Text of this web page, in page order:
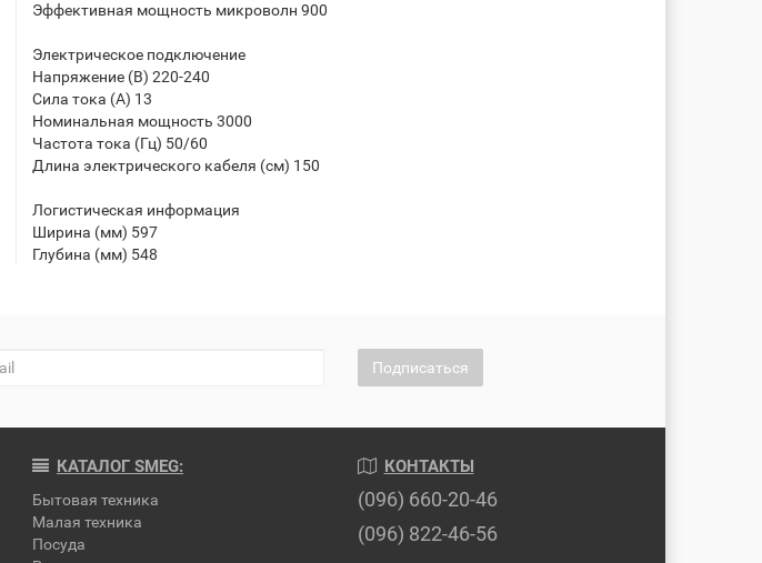
Эффективная мощность микроволн 900
Электрическое подключение
Напряжение (В) 220-240
Сила тока (А) 13
Номинальная мощность 3000
Частота тока (Гц) 50/60
Длина электрического кабеля (см) 150
Логистическая информация
Ширина (мм) 597
Глубина (мм) 548
Подписаться
КАТАЛОГ SMEG:
Бытовая техника
Малая техника
Посуда
КОНТАКТЫ
(096) 660-20-46
(096) 822-46-56